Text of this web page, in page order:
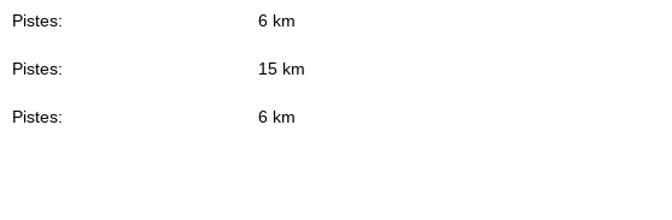
Pistes: 6 km
Pistes: 15 km
Pistes: 6 km